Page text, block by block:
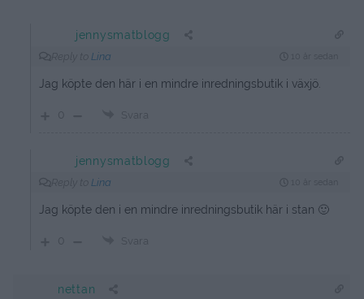
jennysmatblogg
Lina
Jag köpte den här i en mindre inredningsbutik i växjö.
0 Svara
jennysmatblogg
Lina
Jag köpte den i en mindre inredningsbutik här i stan 🙂
0 Svara
nettan